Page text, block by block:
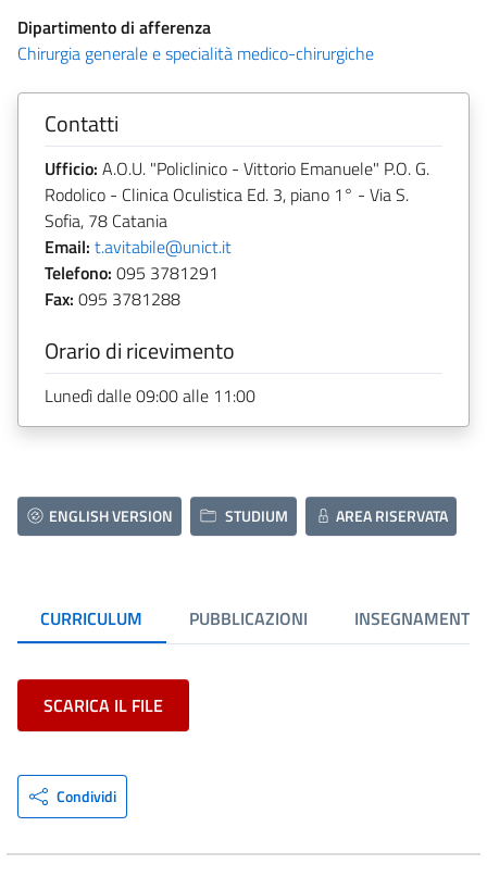
Dipartimento di afferenza
Chirurgia generale e specialità medico-chirurgiche
Contatti
Ufficio: A.O.U. "Policlinico - Vittorio Emanuele" P.O. G.
Rodolico - Clinica Oculistica Ed. 3, piano 1° - Via S.
Sofia, 78 Catania
Email: t.avitabile@unict.it
Telefono: 095 3781291
Fax: 095 3781288
Orario di ricevimento
Lunedì dalle 09:00 alle 11:00
ENGLISH VERSION STUDIUM AREA RISERVATA
CURRICULUM PUBBLICAZIONI INSEGNAMENTI
SCARICA IL FILE
Condividi